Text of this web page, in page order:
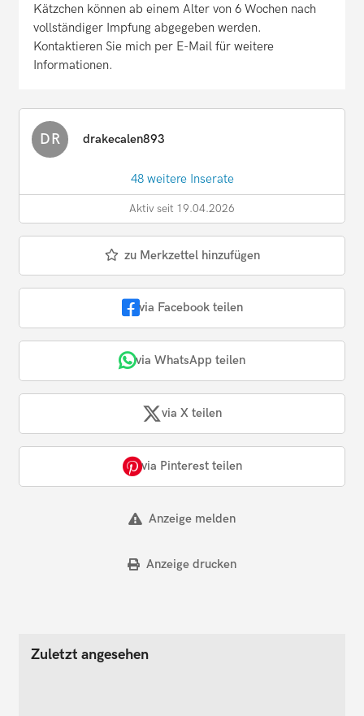
Kätzchen können ab einem Alter von 6 Wochen nach
vollständiger Impfung abgegeben werden.
Kontaktieren Sie mich per E-Mail für weitere
Informationen.
DR drakecalen893
48 weitere Inserate
Aktiv seit 19.04.2026
zu Merkzettel hinzufügen
via Facebook teilen
via WhatsApp teilen
via X teilen
via Pinterest teilen
Anzeige melden
Anzeige drucken
Zuletzt angesehen